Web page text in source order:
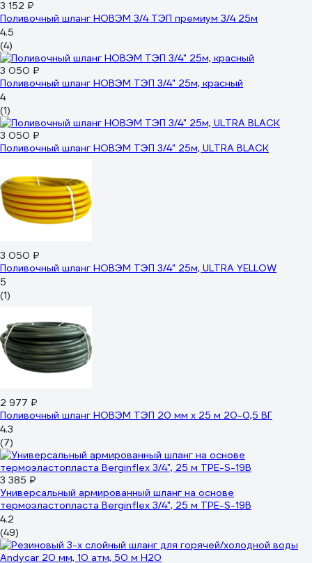
3 152 ₽
Поливочный шланг НОВЭМ 3/4 ТЭП премиум 3/4 25м
4.5
(4)
3 050 ₽
Поливочный шланг НОВЭМ ТЭП 3/4" 25м, красный
4
(1)
3 050 ₽
Поливочный шланг НОВЭМ ТЭП 3/4" 25м, ULTRA BLACK
3 050 ₽
Поливочный шланг НОВЭМ ТЭП 3/4" 25м, ULTRA YELLOW
5
(1)
2 977 ₽
Поливочный шланг НОВЭМ ТЭП 20 мм х 25 м 20-0,5 ВГ
4.3
(7)
3 385 ₽
Универсальный армированный шланг на основе
термоэластопласта Berginflex 3/4", 25 м TPE-S-19B
4.2
(49)